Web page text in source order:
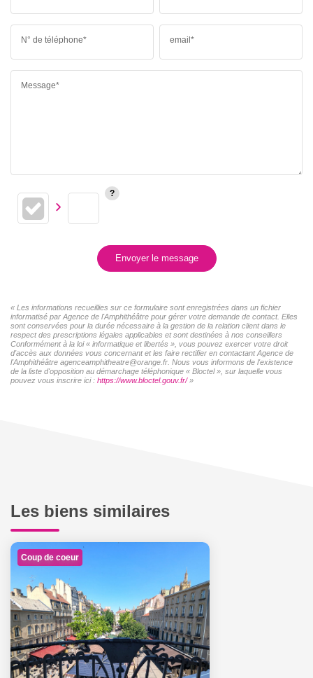
N° de téléphone* email*
Message*
Envoyer le message
« Les informations recueillies sur ce formulaire sont enregistrées dans un fichier
informatisé par Agence de l'Amphithéâtre pour gérer votre demande de contact. Elles
sont conservées pour la durée nécessaire à la gestion de la relation client dans le
respect des prescriptions légales applicables et sont destinées à nos conseillers
Conformément à la loi « informatique et libertés », vous pouvez exercer votre droit
d'accès aux données vous concernant et les faire rectifier en contactant Agence de
l'Amphithéâtre agenceamphitheatre@orange.fr. Nous vous informons de l'existence
de la liste d'opposition au démarchage téléphonique « Bloctel », sur laquelle vous
pouvez vous inscrire ici : https://www.bloctel.gouv.fr/»
Les biens similaires
Coup de coeur